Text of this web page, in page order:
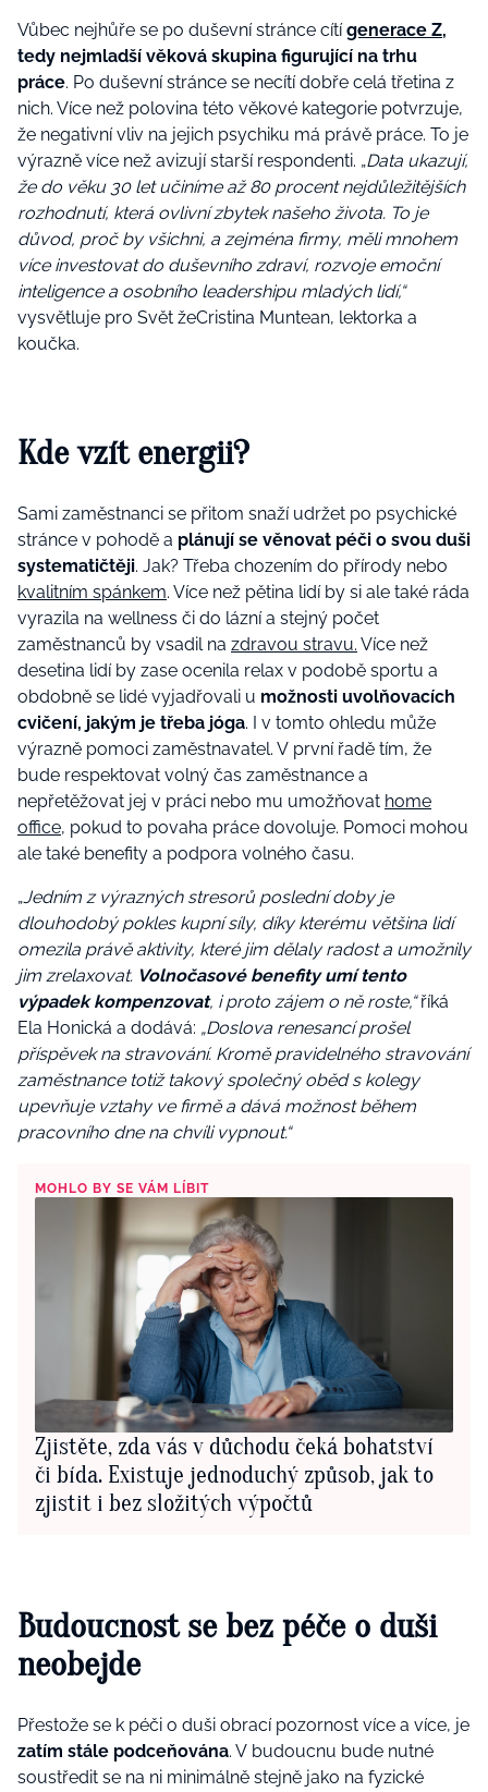
Vůbec nejhůře se po duševní stránce cítígenerace Z,
tedy nejmladší věková skupina figurující na trhu
práce. Po duševní stránce se necítí dobře celá třetina z
nich. Více než polovina této věkové kategorie potvrzuje,
že negativní vliv na jejich psychiku má právě práce. To je
výrazně více než avizují starší respondenti. „Data ukazují,
že do věku 30 let učiníme až 80 procent nejdůležitějších
rozhodnutí, která ovlivní zbytek našeho života. To je
důvod, proč by všichni, a zejména firmy, měli mnohem
více investovat do duševního zdraví, rozvoje emoční
inteligence a osobního leadershipu mladých lidí,“
vysvětluje pro Svět žeCristina Muntean, lektorka a
koučka.
Kde vzít energii?
Sami zaměstnanci se přitom snaží udržet po psychické
stránce v pohodě a plánují se věnovat péči o svou duši
systematičtěji. Jak? Třeba chozením do přírody nebo
kvalitním spánkem. Více než pětina lidí by si ale také ráda
vyrazila na wellness či do lázní a stejný počet
zaměstnanců by vsadil na zdravou stravu. Více než
desetina lidí by zase ocenila relax v podobě sportu a
obdobně se lidé vyjadřovali u možnosti uvolňovacích
cvičení, jakým je třeba jóga. I v tomto ohledu může
výrazně pomoci zaměstnavatel. V první řadě tím, že
bude respektovat volný čas zaměstnance a
nepřetěžovat jej v práci nebo mu umožňovat home
office, pokud to povaha práce dovoluje. Pomoci mohou
ale také benefity a podpora volného času.
„Jedním z výrazných stresorů poslední doby je
dlouhodobý pokles kupní síly, díky kterému většina lidí
omezila právě aktivity, které jim dělaly radost a umožnily
jim zrelaxovat. Volnočasové benefity umí tento
výpadek kompenzovat, i proto zájem o ně roste,“říká
Ela Honická a dodává: „Doslova renesancí prošel
příspěvek na stravování. Kromě pravidelného stravování
zaměstnance totiž takový společný oběd s kolegy
upevňuje vztahy ve firmě a dává možnost během
pracovního dne na chvíli vypnout.“
MOHLO BY SE VÁM LÍBIT
Zjistěte, zda vás v důchodu čeká bohatství
či bída. Existuje jednoduchý způsob, jak to
zjistit i bez složitých výpočtů
Budoucnost se bez péče o duši
neobejde
Přestože se k péči o duši obrací pozornost více a více, je
zatím stále podceňována. V budoucnu bude nutné
soustředit se na ni minimálně stejně jako na fyzické